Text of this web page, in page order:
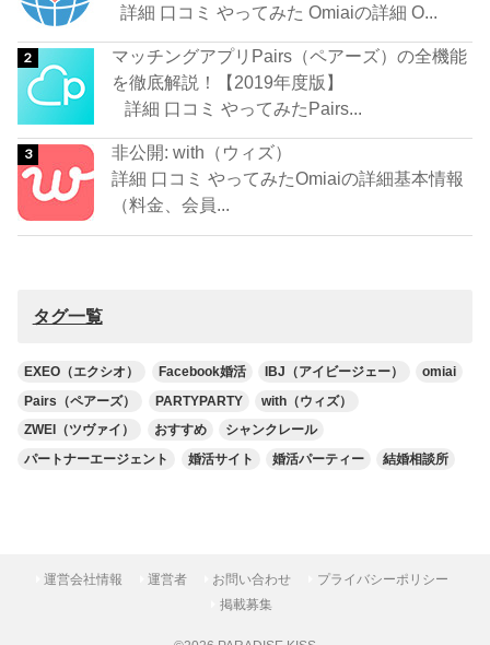
詳細 口コミ やってみた Omiaiの詳細 O...
マッチングアプリPairs（ペアーズ）の全機能
を徹底解説！【2019年度版】
詳細 口コミ やってみたPairs...
非公開: with（ウィズ）
詳細 口コミ やってみたOmiaiの詳細基本情報
（料金、会員...
タグ一覧
EXEO（エクシオ） Facebook婚活 IBJ（アイビージェー）
omiai
Pairs（ペアーズ）
PARTYPARTY
with（ウィズ）
ZWEI（ツヴァイ）
おすすめ
シャンクレール
パートナーエージェント
婚活サイト 婚活パーティー 結婚相談所
運営会社情報 運営者 お問い合わせ
プライバシーポリシー
掲載募集